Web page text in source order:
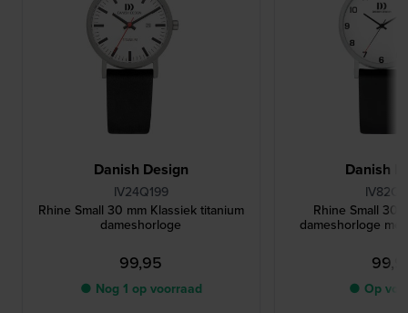
Danish Design
IV24Q199
Rhine Small 30 mm Klassiek titanium
dameshorloge
99,95
● Nog 1 op voorraad
Danish
Rhine Small 30
dameshorloge
● Op